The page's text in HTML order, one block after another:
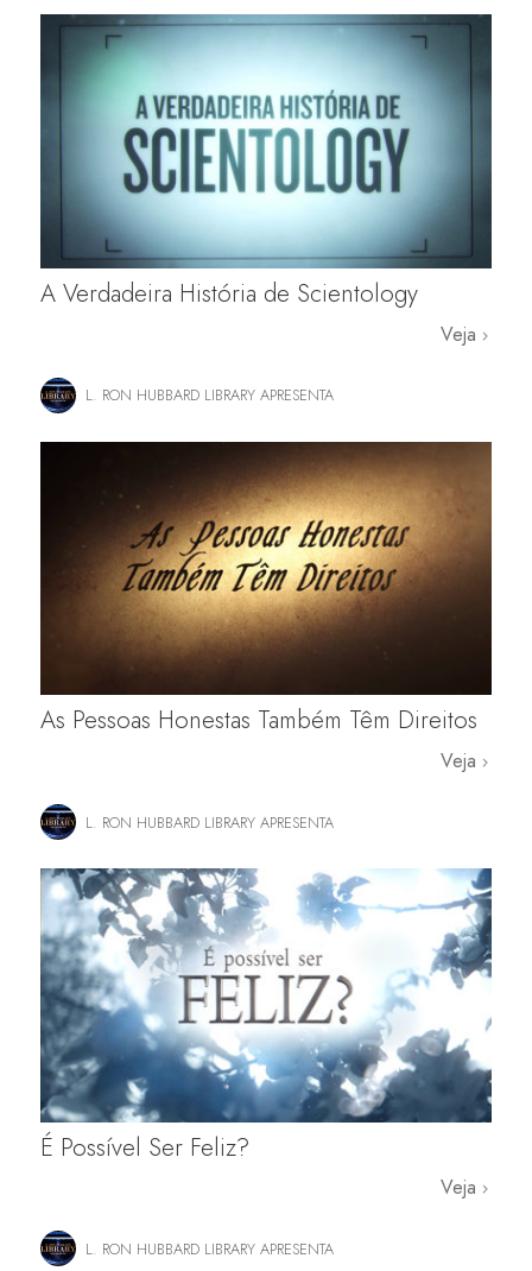
A Verdadeira História de Scientology
Veja
L. RON HUBBARD LIBRARY APRESENTA
As Pessoas Honestas Também Têm Direitos
Veja
L. RON HUBBARD LIBRARY APRESENTA
É Possível Ser Feliz?
Veja
L. RON HUBBARD LIBRARY APRESENTA